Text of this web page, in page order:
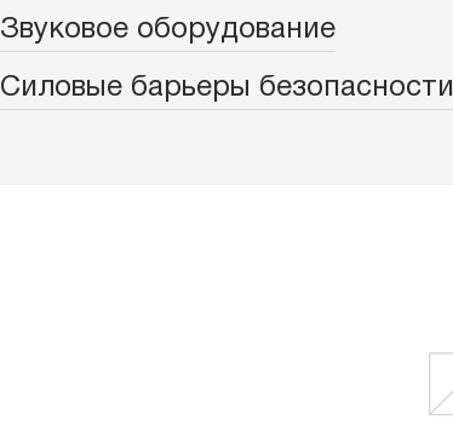
Звуковое оборудование
Силовые барьеры безопасности